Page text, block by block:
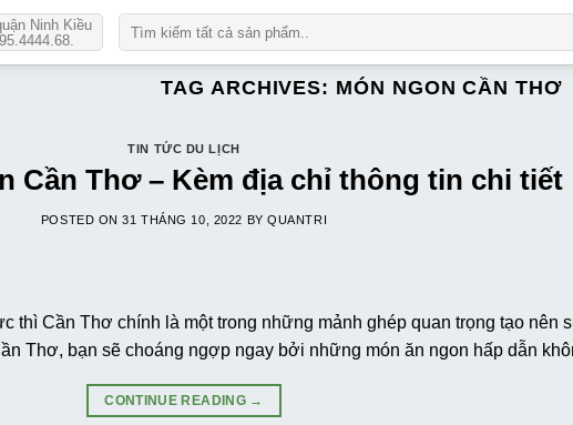
Ninh Kiều
TAG ARCHIVES: MÓN NGON CẦN THƠ
TIN TỨC DU LỊCH
Cần Thơ – Kèm địa chỉ thông tin chi tiết
POSTED ON31 THÁNG 10, 2022 BYQUANTRI
thì Cần Thơ chính là một trong những mảnh ghép quan trọng tạo nên
Thơ, bạn sẽ choáng ngợp ngay bởi những món ăn ngon hấp dẫn
CONTINUE READING →